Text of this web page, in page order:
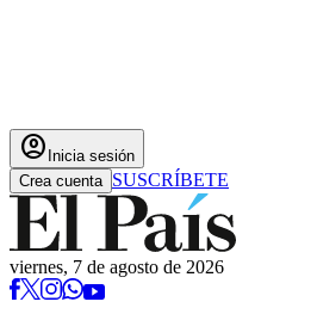
account_circle Inicia sesión
Crea cuenta SUSCRÍBETE
viernes, 7 de agosto de 2026